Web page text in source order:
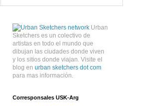
Urban
Sketchers es un colectivo de
artistas en todo el mundo que
dibujan las ciudades donde viven
y los sitios donde viajan. Visite el
blog en urban sketchers dot com
para mas información.
Corresponsales USK-Arg